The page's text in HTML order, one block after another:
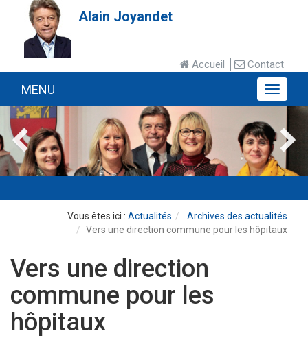
Alain Joyandet
Accueil Contact
MENU
MENU
Actualités
Archives des actualités
Vers une direction commune pour les hôpitaux
Vers une direction
commune pour les
hôpitaux